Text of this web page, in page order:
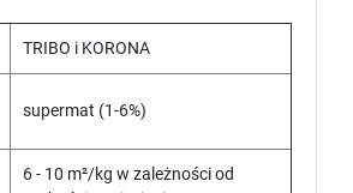
TRIBO i KORONA
supermat (1-6%)
6 - 10 m²/kg w zależności od